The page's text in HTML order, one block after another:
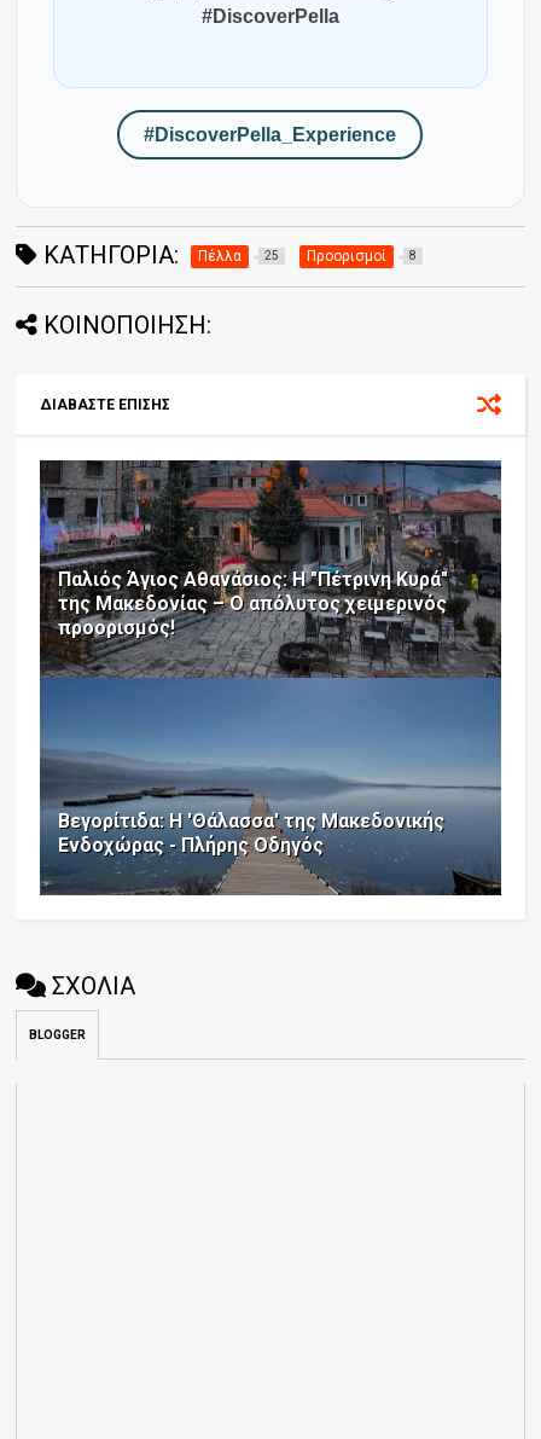
#DiscoverPella
#DiscoverPella_Experience
ΚΑΤΗΓΟΡΊΑ: Πέλλα 25 Προορισμοί 8
ΚΟΙΝΟΠΟΙΗΣΗ:
ΔΙΑΒΑΣΤΕ ΕΠΙΣΗΣ
Παλιός Άγιος Αθανάσιος: Η "Πέτρινη Κυρά"
της Μακεδονίας – Ο απόλυτος χειμερινός
προορισμός!
Βεγορίτιδα: Η 'Θάλασσα' της Μακεδονικής
Ενδοχώρας - Πλήρης Οδηγός
ΣΧΟΛΙΑ
BLOGGER